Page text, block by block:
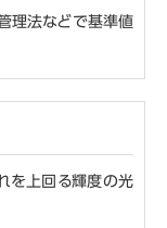
理法などで基準値
を上回る輝度の光